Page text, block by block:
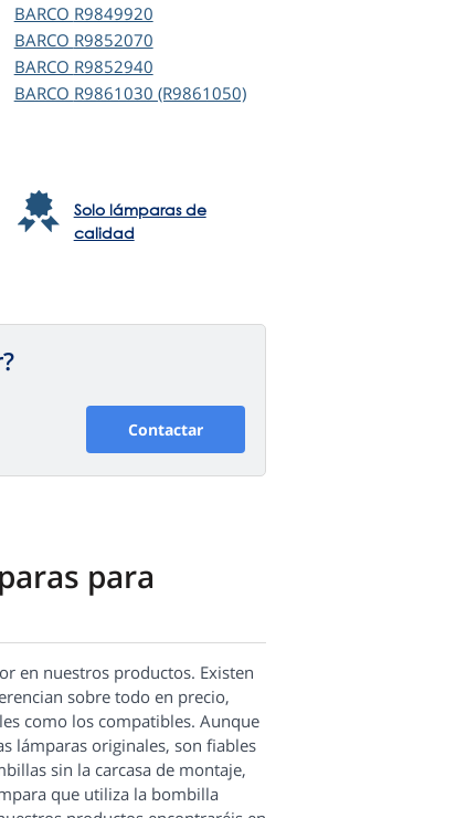
BARCO R9849920
BARCO R9852070
BARCO R9852940
BARCO R9861030 (R9861050)
Solo lámparas de
calidad
Contactar
para
en nuestros productos. Existen
sobre todo en precio,
como los compatibles. Aunque
lámparas originales, son fiables
sin la carcasa de montaje,
que utiliza la bombilla